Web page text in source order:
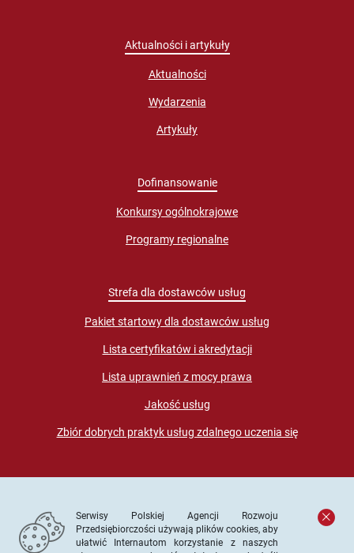
Aktualności i artykuły
Aktualności
Wydarzenia
Artykuły
Dofinansowanie
Konkursy ogólnokrajowe
Programy regionalne
Strefa dla dostawców usług
Pakiet startowy dla dostawców usług
Lista certyfikatów i akredytacji
Lista uprawnień z mocy prawa
Jakość usług
Zbiór dobrych praktyk usług zdalnego uczenia się
Serwisy Polskiej Agencji Rozwoju
Przedsiębiorczości używają plików cookies, aby
ułatwić Internautom korzystanie z naszych